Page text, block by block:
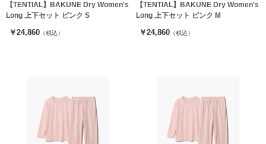
【TENTIAL】BAKUNE Dry Women's
Long 上下セット ピンク S
￥24,860 （税込）
【TENTIAL】BAKUNE Dry Women's
Long 上下セット ピンク M
￥24,860 （税込）